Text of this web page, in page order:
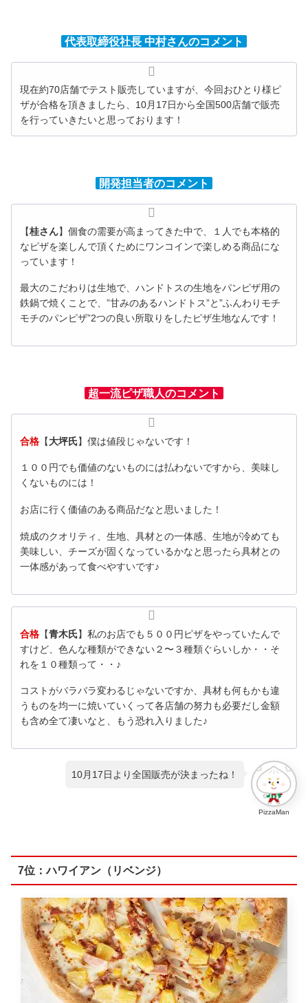
代表取締役社長 中村さんのコメント
現在約70店舗でテスト販売していますが、今回おひとり様ピ
ザが合格を頂きましたら、10月17日から全国500店舗で販売
を行っていきたいと思っております！
開発担当者のコメント
【桂さん】個食の需要が高まってきた中で、１人でも本格的
なピザを楽しんで頂くためにワンコインで楽しめる商品にな
っています！
最大のこだわりは生地で、ハンドトスの生地をパンピザ用の
鉄鍋で焼くことで、”甘みのあるハンドトス”と”ふんわりモチ
モチのパンピザ”2つの良い所取りをしたピザ生地なんです！
超一流ピザ職人のコメント
合格 【大坪氏】僕は値段じゃないです！
１００円でも価値のないものには払わないですから、美味し
くないものには！
お店に行く価値のある商品だなと思いました！
焼成のクオリティ、生地、具材との一体感、生地が冷めても
美味しい、チーズが固くなっているかなと思ったら具材との
一体感があって食べやすいです♪
合格 【青木氏】私のお店でも５００円ピザをやっていたんで
すけど、色んな種類ができない２〜３種類ぐらいしか・・そ
れを１０種類って・・♪
コストがバラバラ変わるじゃないですか、具材も何もかも違
うものを均一に焼いていくって各店舗の努力も必要だし金額
も含め全て凄いなと、もう恐れ入りました♪
PizzaMan
10月17日より全国販売が決まったね！
7位：ハワイアン（リベンジ）